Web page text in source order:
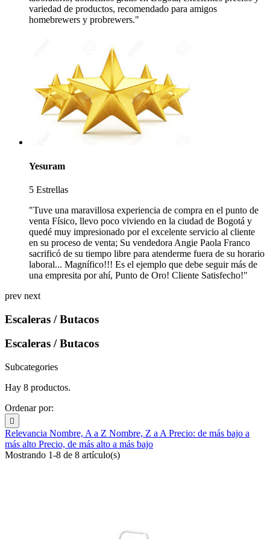
variedad de productos, recomendado para amigos
homebrewers y probrewers."
Yesuram
5 Estrellas
"Tuve una maravillosa experiencia de compra en el punto de
venta Físico, llevo poco viviendo en la ciudad de Bogotá y
quedé muy impresionado por el excelente servicio al cliente
en su proceso de venta; Su vendedora Angie Paola Franco
sacrificó de su tiempo libre para atenderme fuera de su horario
laboral... Magnífico!!! Es el ejemplo que debe seguir más de
una empresita por ahí, Punto de Oro! Cliente Satisfecho!"
prev next
Escaleras / Butacos
Escaleras / Butacos
Subcategories
Hay 8 productos.
Ordenar por:

Relevancia Nombre, A a Z Nombre, Z a A Precio: de más bajo a
más alto Precio, de más alto a más bajo
Mostrando 1-8 de 8 artículo(s)